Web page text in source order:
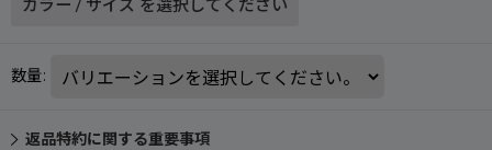
カラー / サイズ を選択してください
数量:
返品特約に関する重要事項